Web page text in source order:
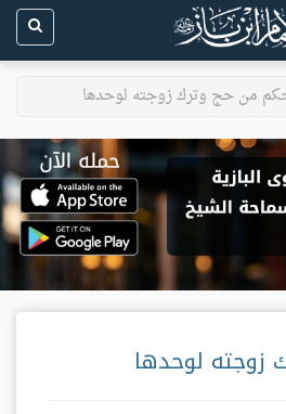
من حج وترك زوجته لوحدها
لوحدها